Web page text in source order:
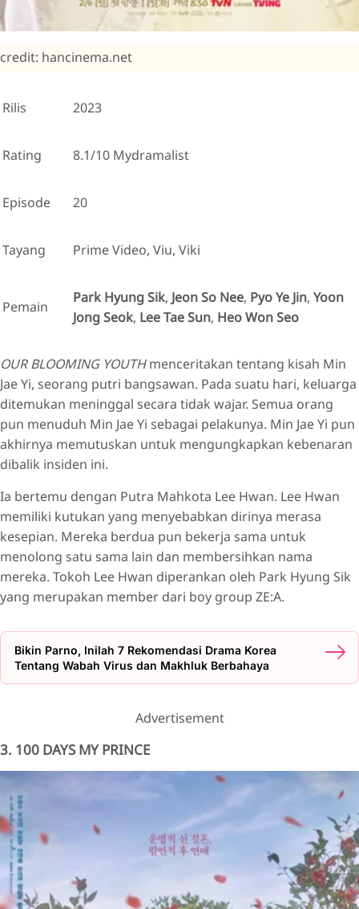
credit: hancinema.net
Rilis 2023
Rating 8.1/10 Mydramalist
Episode 20
Tayang Prime Video, Viu, Viki
Pemain
Park Hyung Sik, Jeon So Nee, Pyo Ye Jin, Yoon
Jong Seok, Lee Tae Sun, Heo Won Seo
OUR BLOOMING YOUTHmenceritakan tentang kisah Min
Jae Yi, seorang putri bangsawan. Pada suatu hari, keluarga
ditemukan meninggal secara tidak wajar. Semua orang
pun menuduh Min Jae Yi sebagai pelakunya. Min Jae Yi pun
akhirnya memutuskan untuk mengungkapkan kebenaran
dibalik insiden ini.
Ia bertemu dengan Putra Mahkota Lee Hwan. Lee Hwan
memiliki kutukan yang menyebabkan dirinya merasa
kesepian. Mereka berdua pun bekerja sama untuk
menolong satu sama lain dan membersihkan nama
mereka. Tokoh Lee Hwan diperankan oleh Park Hyung Sik
yang merupakan member dari boy group ZE:A.
Bikin Parno, Inilah 7 Rekomendasi Drama Korea
Tentang Wabah Virus dan Makhluk Berbahaya
Advertisement
3. 100 DAYS MY PRINCE